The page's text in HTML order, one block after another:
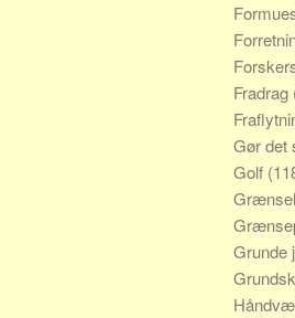
Fradrag
Gør det
Golf
Grunde